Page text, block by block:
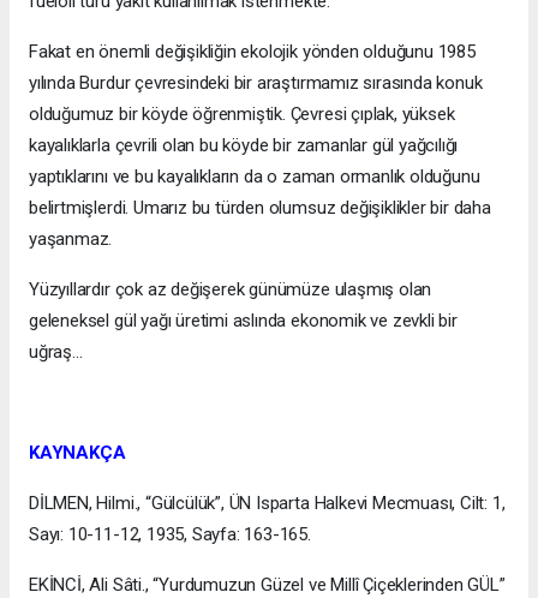
Fakat en önemli değişikliğin ekolojik yönden olduğunu 1985
yılında Burdur çevresindeki bir araştırmamız sırasında konuk
olduğumuz bir köyde öğrenmiştik. Çevresi çıplak, yüksek
kayalıklarla çevrili olan bu köyde bir zamanlar gül yağcılığı
yaptıklarını ve bu kayalıkların da o zaman ormanlık olduğunu
belirtmişlerdi. Umarız bu türden olumsuz değişiklikler bir daha
yaşanmaz.
Yüzyıllardır çok az değişerek günümüze ulaşmış olan
geleneksel gül yağı üretimi aslında ekonomik ve zevkli bir
uğraş…
KAYNAKÇA
DİLMEN, Hilmi., “Gülcülük”, ÜN Isparta Halkevi Mecmuası, Cilt: 1,
Sayı: 10-11-12, 1935, Sayfa: 163-165.
EKİNCİ, Ali Sâti., “Yurdumuzun Güzel ve Millî Çiçeklerinden GÜL”